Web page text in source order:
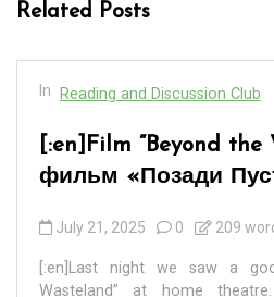
Related Posts
In Reading and Discussion Club
[:en]BADEK NEWS
НОВОСТИ 69[:]
September 7, 2024 0 4
[:en] ПЕРВАЯ. 8 сентября
голосования на выборах